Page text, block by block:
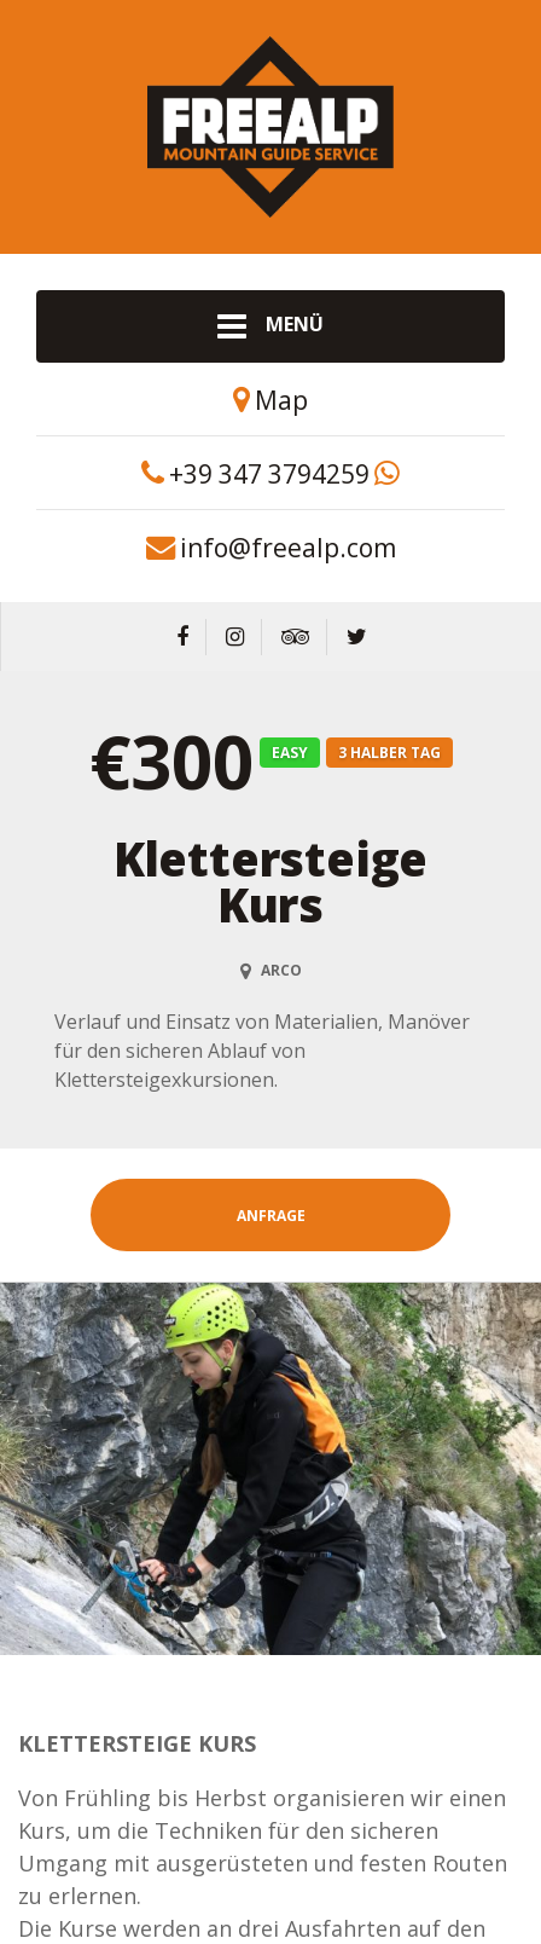
MENÜ
Map
+39 347 3794259
info@freealp.com
ANFRAGE
€300 EASY 3 HALBER TAG
Klettersteige
Kurs
ARCO
Verlauf und Einsatz von Materialien, Manöver
für den sicheren Ablauf von
Klettersteigexkursionen.
KLETTERSTEIGE KURS
Von Frühling bis Herbst organisieren wir einen
Kurs, um die Techniken für den sicheren
Umgang mit ausgerüsteten und festen Routen
zu erlernen.
Die Kurse werden an drei Ausfahrten auf den